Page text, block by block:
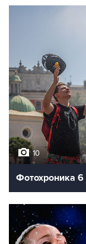
10
Фотохроника 6